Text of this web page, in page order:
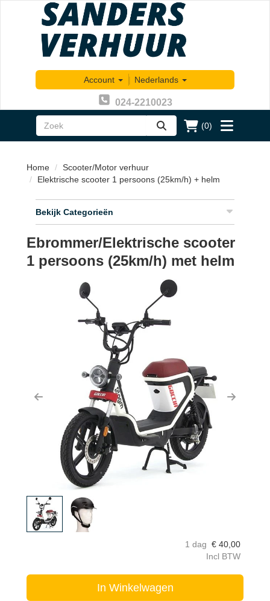
Account | Nederlands
024-2210023
zoeken
(0)
Toggle
menu
Home
Scooter/Motor verhuur
Elektrische scooter 1 persoons (25km/h) + helm
Bekijk Categorieën
Ebrommer/Elektrische scooter
1 persoons (25km/h) met helm
Previous Next
1 dag € 40,00
Incl BTW
In Winkelwagen